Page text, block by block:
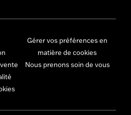
Gérer vos préférences en
matière de cookies
Nous prenons soin de vous